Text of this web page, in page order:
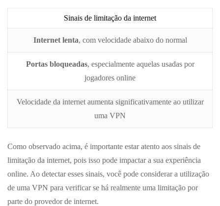
Sinais de limitação da internet
Internet lenta, com velocidade abaixo do normal
Portas bloqueadas, especialmente aquelas usadas por
jogadores online
Velocidade da internet aumenta significativamente ao utilizar
uma VPN
Como observado acima, é importante estar atento aos sinais de
limitação da internet, pois isso pode impactar a sua experiência
online. Ao detectar esses sinais, você pode considerar a utilização
de uma VPN para verificar se há realmente uma limitação por
parte do provedor de internet.